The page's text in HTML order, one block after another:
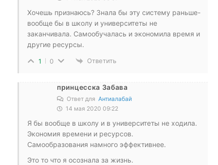
Хочешь признаюсь? Знала бы эту систему раньше-
вообще бы в школу и университеты не
заканчивала. Самообучалась и экономила время и
другие ресурсы.
1 0 Ответить
принцесска Забава
Ответ для Антиалабай
14 мая 2020 09:22
Я бы вообще в школу и в университеты не ходила.
Экономия времени и ресурсов.
Самообразования намного эффективнее.
Это то что я осознала за жизнь.